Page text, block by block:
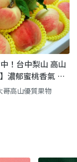
中！台中梨山 高山
濃郁蜜桃香氣 鮮
忘
哥高山優質果物